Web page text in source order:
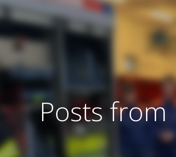
Posts from